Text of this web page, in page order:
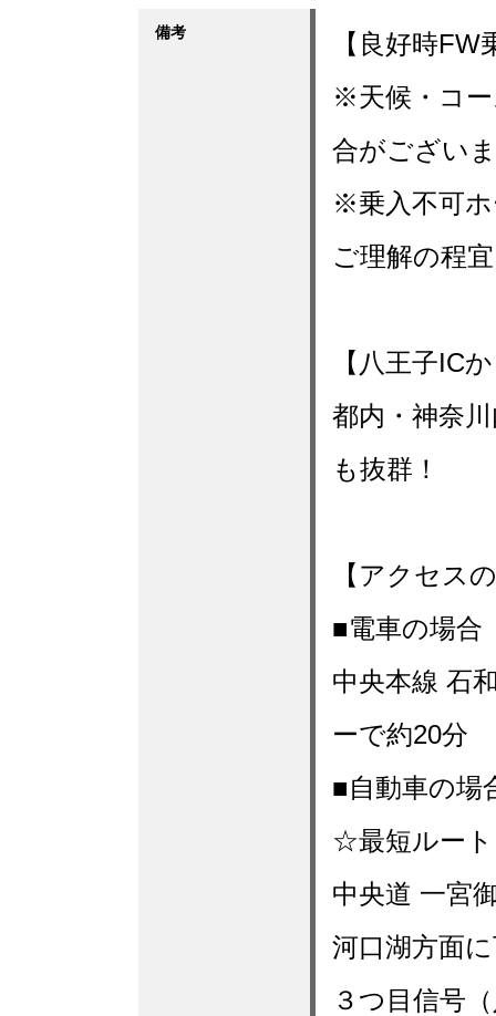
備考
【良好時
※天候・コ
合がござい
※乗入不可
ご理解の程
【八王子IC
都内・神奈
も抜群！
【アクセス
■電車の場合
中央本線 石
ーで約20分
■自動車の場
☆最短ルー
中央道 一宮
河口湖方面
３つ目信号